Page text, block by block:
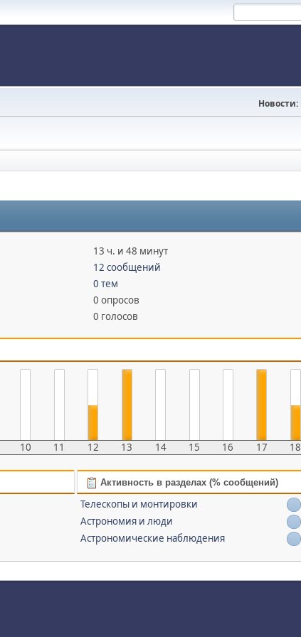
Новости:
13 ч. и 48 минут
12 сообщений
0 тем
0 опросов
0 голосов
10 11 12 13 14 15 16 17 18
Активность в разделах (% сообщений)
Телескопы и монтировки
Астрономия и люди
Астрономические наблюдения